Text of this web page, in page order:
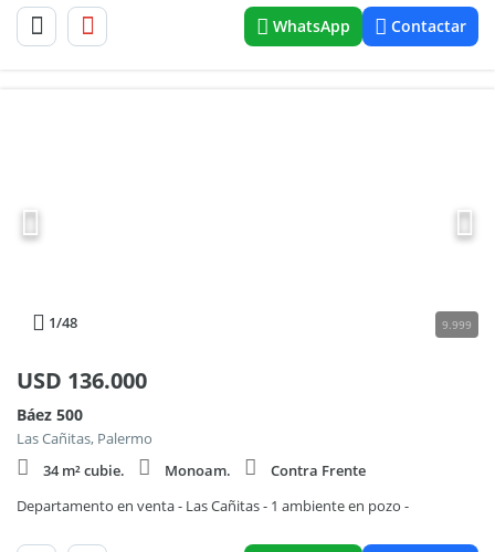
WhatsApp Contactar
1/48 9.999
USD 136.000
Báez 500
Las Cañitas, Palermo
34 m² cubie.
Monoam.
Contra Frente
Departamento en venta - Las Cañitas - 1 ambiente en pozo -